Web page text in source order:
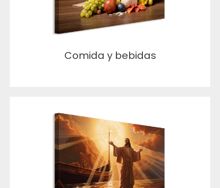
Comida y bebidas